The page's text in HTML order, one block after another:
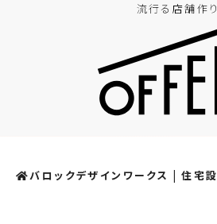
流行る店舗作り
バロックデザインワークス | 住宅